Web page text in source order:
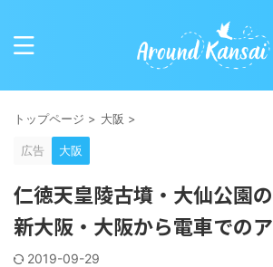
トップページ > 大阪 >
広告 大阪
仁徳天皇陵古墳・大仙公園
新大阪・大阪から電車での
2019-09-29